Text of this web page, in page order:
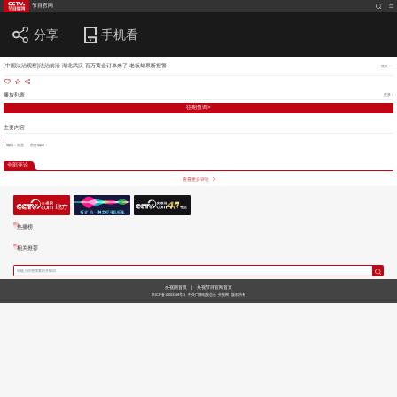
节目官网
分享 手机看
[中国法治观察]法治前沿 湖北武汉 百万黄金订单来了 老板却果断报警 简介
播放列表 更多 >
往期查询>
主要内容
编辑：刘慧 责任编辑：
全部评论
查看更多评论
热播榜
相关推荐
央视网首页 | 央视节目官网首页
京ICP备10003349号-1 中央广播电视总台 央视网 版权所有